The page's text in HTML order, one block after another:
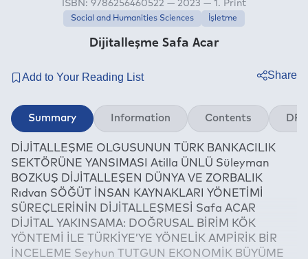
Dijitalleşme Safa Acar
ISBN: 9786256460522 — 2023 — 1. Print
Social and Humanities Sciences İşletme
Share
Twitter
Facebook
Linkedin
Whatsapp
Telegram
E-mail
Summary Information Contents
DİJİTALLEŞME OLGUSUNUN TÜRK BANKACILIK
SEKTÖRÜNE YANSIMASI Atilla ÜNLÜ Süleyman
BOZKUŞ DİJİTALLEŞEN DÜNYA VE ZORBALIK
Rıdvan SÖĞÜT İNSAN KAYNAKLARI YÖNETİMİ
SÜREÇLERİNİN DİJİTALLEŞMESİ Safa ACAR
DİJİTAL YAKINSAMA: DOĞRUSAL BİRİM KÖK
YÖNTEMİ İLE TÜRKİYE’YE YÖNELİK AMPİRİK BİR
İNCELEME Seyhun TUTGUN EKONOMİK BÜYÜME